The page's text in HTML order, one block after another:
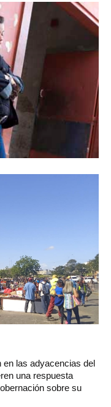
en las adyacencias del
una respuesta
sobre su